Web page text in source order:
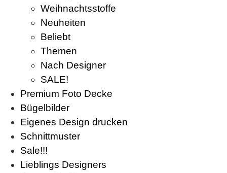
Weihnachtsstoffe
Neuheiten
Beliebt
Themen
Nach Designer
SALE!
Premium Foto Decke
Bügelbilder
Eigenes Design drucken
Schnittmuster
Sale!!!
Lieblings Designers